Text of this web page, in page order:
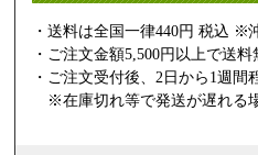
・送料は全国一律440円 税込 ※
・ご注文金額5,500円以上で送料
・ご注文受付後、2日から1週間
※在庫切れ等で発送が遅れる